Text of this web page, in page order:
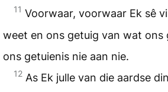
11 Voorwaar, voorwaar Ek sê
weet en ons getuig van wat ons
ons getuienis nie aan nie.
12 As Ek julle van die aardse